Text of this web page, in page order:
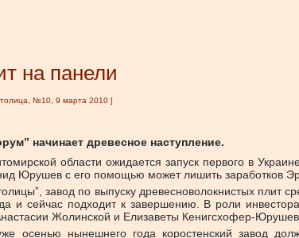
на панели
№10, 9 марта 2010 ]
начинает древесное наступление.
области ожидается запуск первого в
Юрушев с его помощью может лишить заработков
завод по выпуску древесноволокнистых плит
и сейчас подходит к завершению. В роли
Жолинской и Елизаветы Кенигсхофер-
осенью нынешнего года коростенский завод